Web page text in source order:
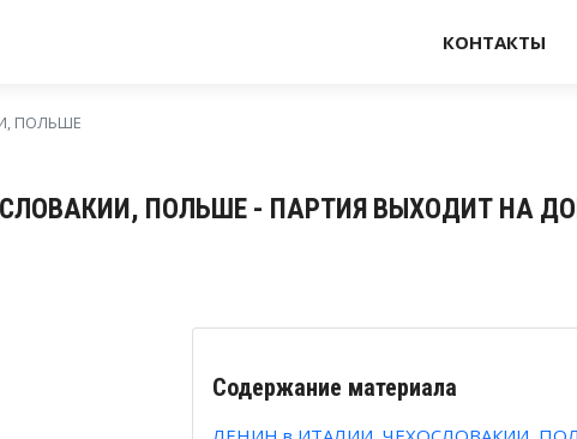
КОНТАКТЫ
ПОЛЬШЕ
ПОЛЬШЕ - ПАРТИЯ ВЫХОДИТ НА
Содержание материала